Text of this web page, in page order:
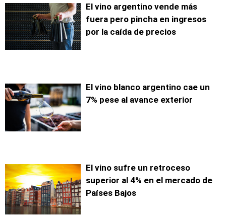
El vino argentino vende más
fuera pero pincha en ingresos
por la caída de precios
El vino blanco argentino cae un
7% pese al avance exterior
El vino sufre un retroceso
superior al 4% en el mercado de
Países Bajos